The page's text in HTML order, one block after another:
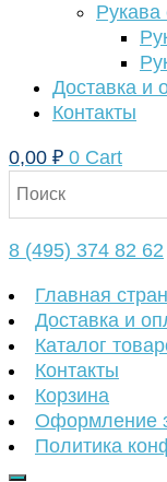
Доставка и
Контакты
0,00 ₽ 0 Cart
8 (495) 374 82 62
Главная
Доставка и
Каталог
Контакты
Корзина
Оформление
Политика